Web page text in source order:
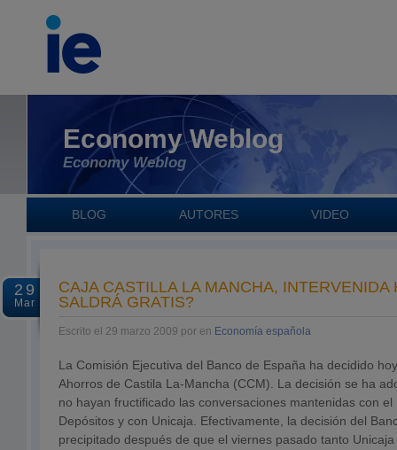
Economy Weblog
Economy Weblog
BLOG AUTORES VIDEO
29
Mar
CAJA CASTILLA LA MANCHA, INTERVENIDA
SALDRÁ GRATIS?
Escrito el 29 marzo 2009 por en Economía española
La Comisión Ejecutiva del Banco de España ha decidido
Ahorros de Castila La-Mancha (CCM). La decisión se ha
no hayan fructificado las conversaciones mantenidas con
Depósitos y con Unicaja. Efectivamente, la decisión del
precipitado después de que el viernes pasado tanto